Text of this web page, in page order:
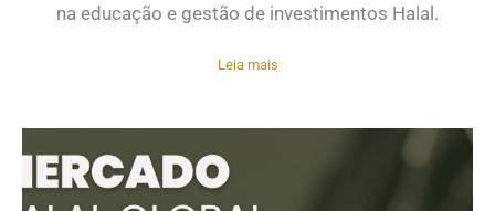
na educação e gestão de investimentos Halal.
Leia mais